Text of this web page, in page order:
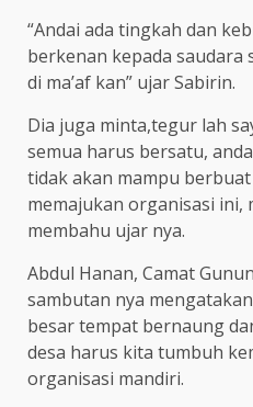
“Andai ada tingkah dan
berkenan kepada saudara
di ma’af kan” ujar Sabirin.
Dia juga minta,tegur lah
semua harus bersatu,
tidak akan mampu
memajukan organisasi ini,
membahu ujar nya.
Abdul Hanan, Camat
sambutan nya
besar tempat bernaung
desa harus kita tumbuh
organisasi mandiri.